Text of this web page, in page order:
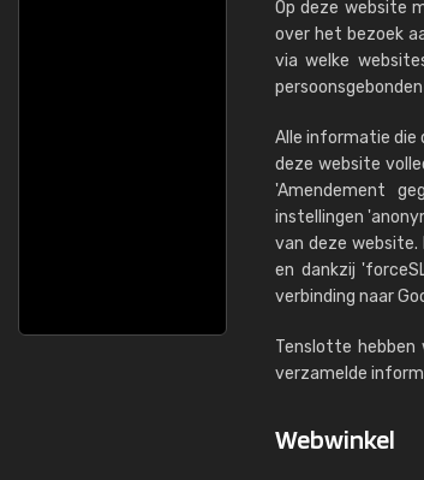
Op deze website
over het bezoek
via welke
Alle informatie die
deze website
'Amendement
instellingen
van deze website.
en dankzij
verbinding naar
Tenslotte hebben
verzamelde
Webwinkel